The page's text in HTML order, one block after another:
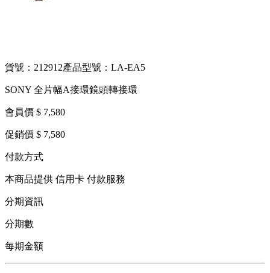
貨號：212912產品型號：LA-EA5
SONY 全片幅A接環鏡頭轉接環
會員價 $ 7,580
促銷價 $ 7,580
付款方式
本商品提供 信用卡 付款服務
分期資訊
分期數
每期金額